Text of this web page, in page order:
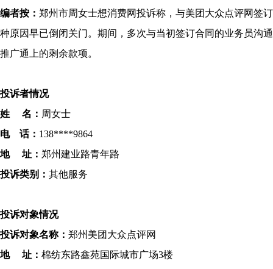
编者按： 郑州市周女士想消费网投诉称，与美团大众点评网签
种原因早已倒闭关门。期间，多次与当初签订合同的业务员沟
推广通上的剩余款项。
投诉者情况
姓 名： 周女士
电 话： 138****9864
地 址： 郑州建业路青年路
投诉类别： 其他服务
投诉对象情况
投诉对象名称： 郑州美团大众点评网
地 址： 棉纺东路鑫苑国际城市广场3楼